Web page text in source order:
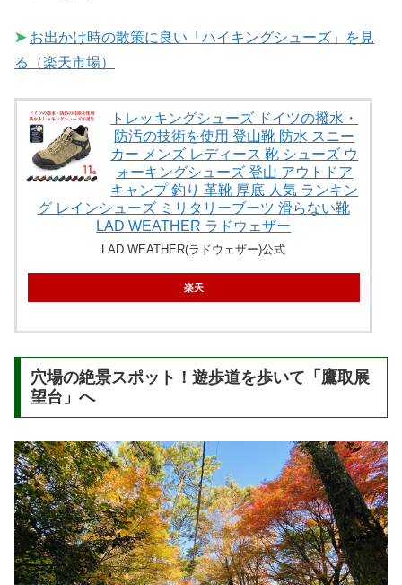
➤ お出かけ時の散策に良い「ハイキングシューズ」を見
る（楽天市場）
トレッキングシューズ ドイツの撥水・
防汚の技術を使用 登山靴 防水 スニー
カー メンズ レディース 靴 シューズ ウ
ォーキングシューズ 登山 アウトドア
キャンプ 釣り 革靴 厚底 人気 ランキン
グ レインシューズ ミリタリーブーツ 滑らない靴
LAD WEATHER ラドウェザー
LAD WEATHER(ラドウェザー)公式
楽天
穴場の絶景スポット！遊歩道を歩いて「鷹取展
望台」へ